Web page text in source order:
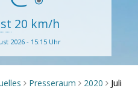
20 km/h
2026 - 15:15 Uhr
> Presseraum > 2020 > Juli